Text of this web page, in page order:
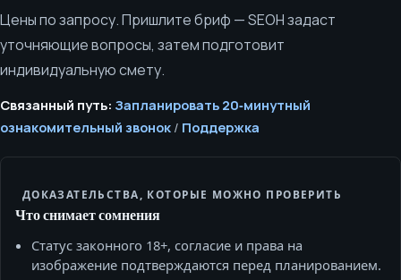
Цены по запросу. Пришлите бриф — SEOH задаст
уточняющие вопросы, затем подготовит
индивидуальную смету.
Связанный путь: Запланировать 20‑минутный
ознакомительный звонок / Поддержка
ДОКАЗАТЕЛЬСТВА, КОТОРЫЕ МОЖНО ПРОВЕРИТЬ
Что снимает сомнения
Статус законного 18+, согласие и права на
изображение подтверждаются перед планированием.